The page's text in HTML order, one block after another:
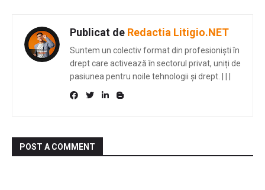
Publicat de Redactia Litigio.NET
Suntem un colectiv format din profesioniști în
drept care activează în sectorul privat, uniți de
pasiunea pentru noile tehnologii și drept. | | |
POST A COMMENT